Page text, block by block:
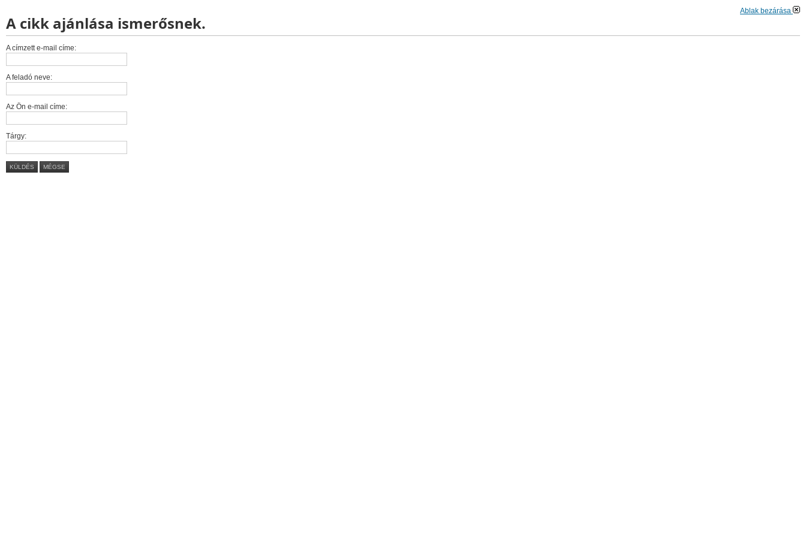
Ablak bezárása
A cikk ajánlása ismerősnek.
A címzett e-mail címe:
A feladó neve:
Az Ön e-mail címe:
Tárgy:
KÜLDÉS MÉGSE